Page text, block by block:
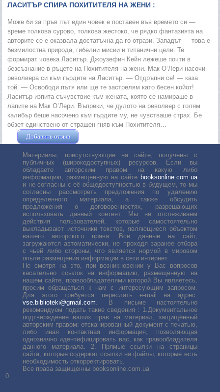
ЛАСИТЪР СПИРА ПОХИТИТЕЛЯ НА ЖЕНИ :
Може би за пръв път един човек е поставен във времето си —
време толкова сурово, толкова жестоко, че рядко фантазията на
авторите се е оказвала достатъчна да го отрази. Западът — това е
безмилостна природа, гибелни мисии и титанични цели. Те
формират човека Ласитър. Джоузефин Кейн лежеше почти в
безсъзнание в ръцете на Похитителя на жени. Мак О’Лери насочи
револвера си към гърдите на Ласитър. — Отдръпни се! — каза
той. — Освободи пътя или ще те застрелям като бесен койот!
Ласитър изпита съчувствие към жената, която се намираше в
лапите на Мак О’Лери. Въпреки, че дулото на револвер с голям
калибър беше насочено към гърдите му, не чувстваше страх. Бе
обзет единствено от страшен гняв към Похитителя…
Добавить отзыв
Материалы, присутствующие на сайте, получены с
публичных (широкодоступных) ресурсов. Если вы
обладаете авторским правом на какую либо
информацию, размещенную на сайте booksonline.com.ua
и не согласны с её общедоступностью в будущем, то мы
согласны рассмотреть предложения по удалению
определенного материала, а также обсудить
предложения о договоренностях, разрешающих
использовать данный контент. Мы не отслеживаем
действия пользователей, которые самостоятельно
выкладывают источники текстов, являющиеся объектом
вашего авторского права. Все данные на сайт,
загружаются автоматически, не проходя заранее отбора
с чьей либо стороны, что является нормой в мировом
опыте размещения информации в сети интернет.
Не смотря на это, при возникновении у Вас вопросов
касательно ссылок на информацию, размещенную на
нашем сайте, правообладателями которой Вы являетесь,
просим обращаться к нам с интересующим запросом.
Для этого требуется переслать е-mail на адрес:
vse.biblioteki@gmail.com . В письме настоятельно
рекомендуем подать такие сведения : 1.Документальное
подтверждение ваших прав на материал, защищённый
авторским правом: отсканированный документ с печатью,
либо иная контактная информация, позволяющая
однозначно идентифицировать вас, как правообладателя
данного материала. 2. Прямые ссылки на страницы
сайта, которые содержат ссылки на файлы, которые есть
необходимость откорректировать.
Все права защищенны booksonline.com.ua
0